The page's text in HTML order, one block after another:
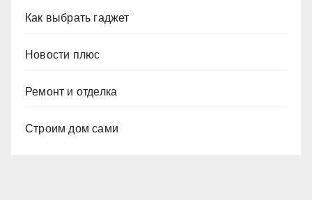
Как выбрать гаджет
Новости плюс
Ремонт и отделка
Строим дом сами